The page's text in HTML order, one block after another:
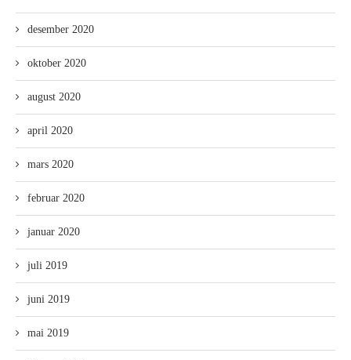
desember 2020
oktober 2020
august 2020
april 2020
mars 2020
februar 2020
januar 2020
juli 2019
juni 2019
mai 2019